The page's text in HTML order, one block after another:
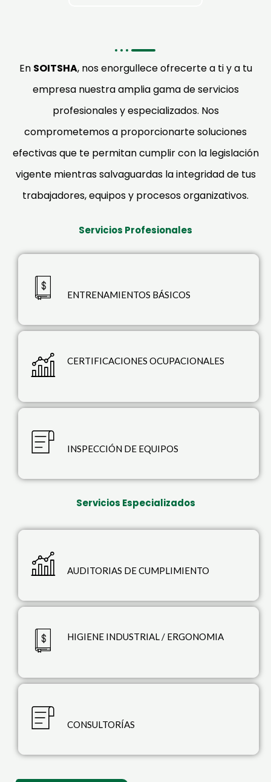
En SOITSHA, nos enorgullece ofrecerte a ti y a tu
empresa nuestra amplia gama de servicios
profesionales y especializados. Nos
comprometemos a proporcionarte soluciones
efectivas que te permitan cumplir con la legislación
vigente mientras salvaguardas la integridad de tus
trabajadores, equipos y procesos organizativos.
Servicios Profesionales
ENTRENAMIENTOS BÁSICOS
CERTIFICACIONES OCUPACIONALES
INSPECCIÓN DE EQUIPOS
Servicios Especializados
AUDITORIAS DE CUMPLIMIENTO
HIGIENE INDUSTRIAL / ERGONOMIA
CONSULTORÍAS